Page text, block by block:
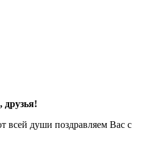
друзья!
всей души поздравляем Вас с